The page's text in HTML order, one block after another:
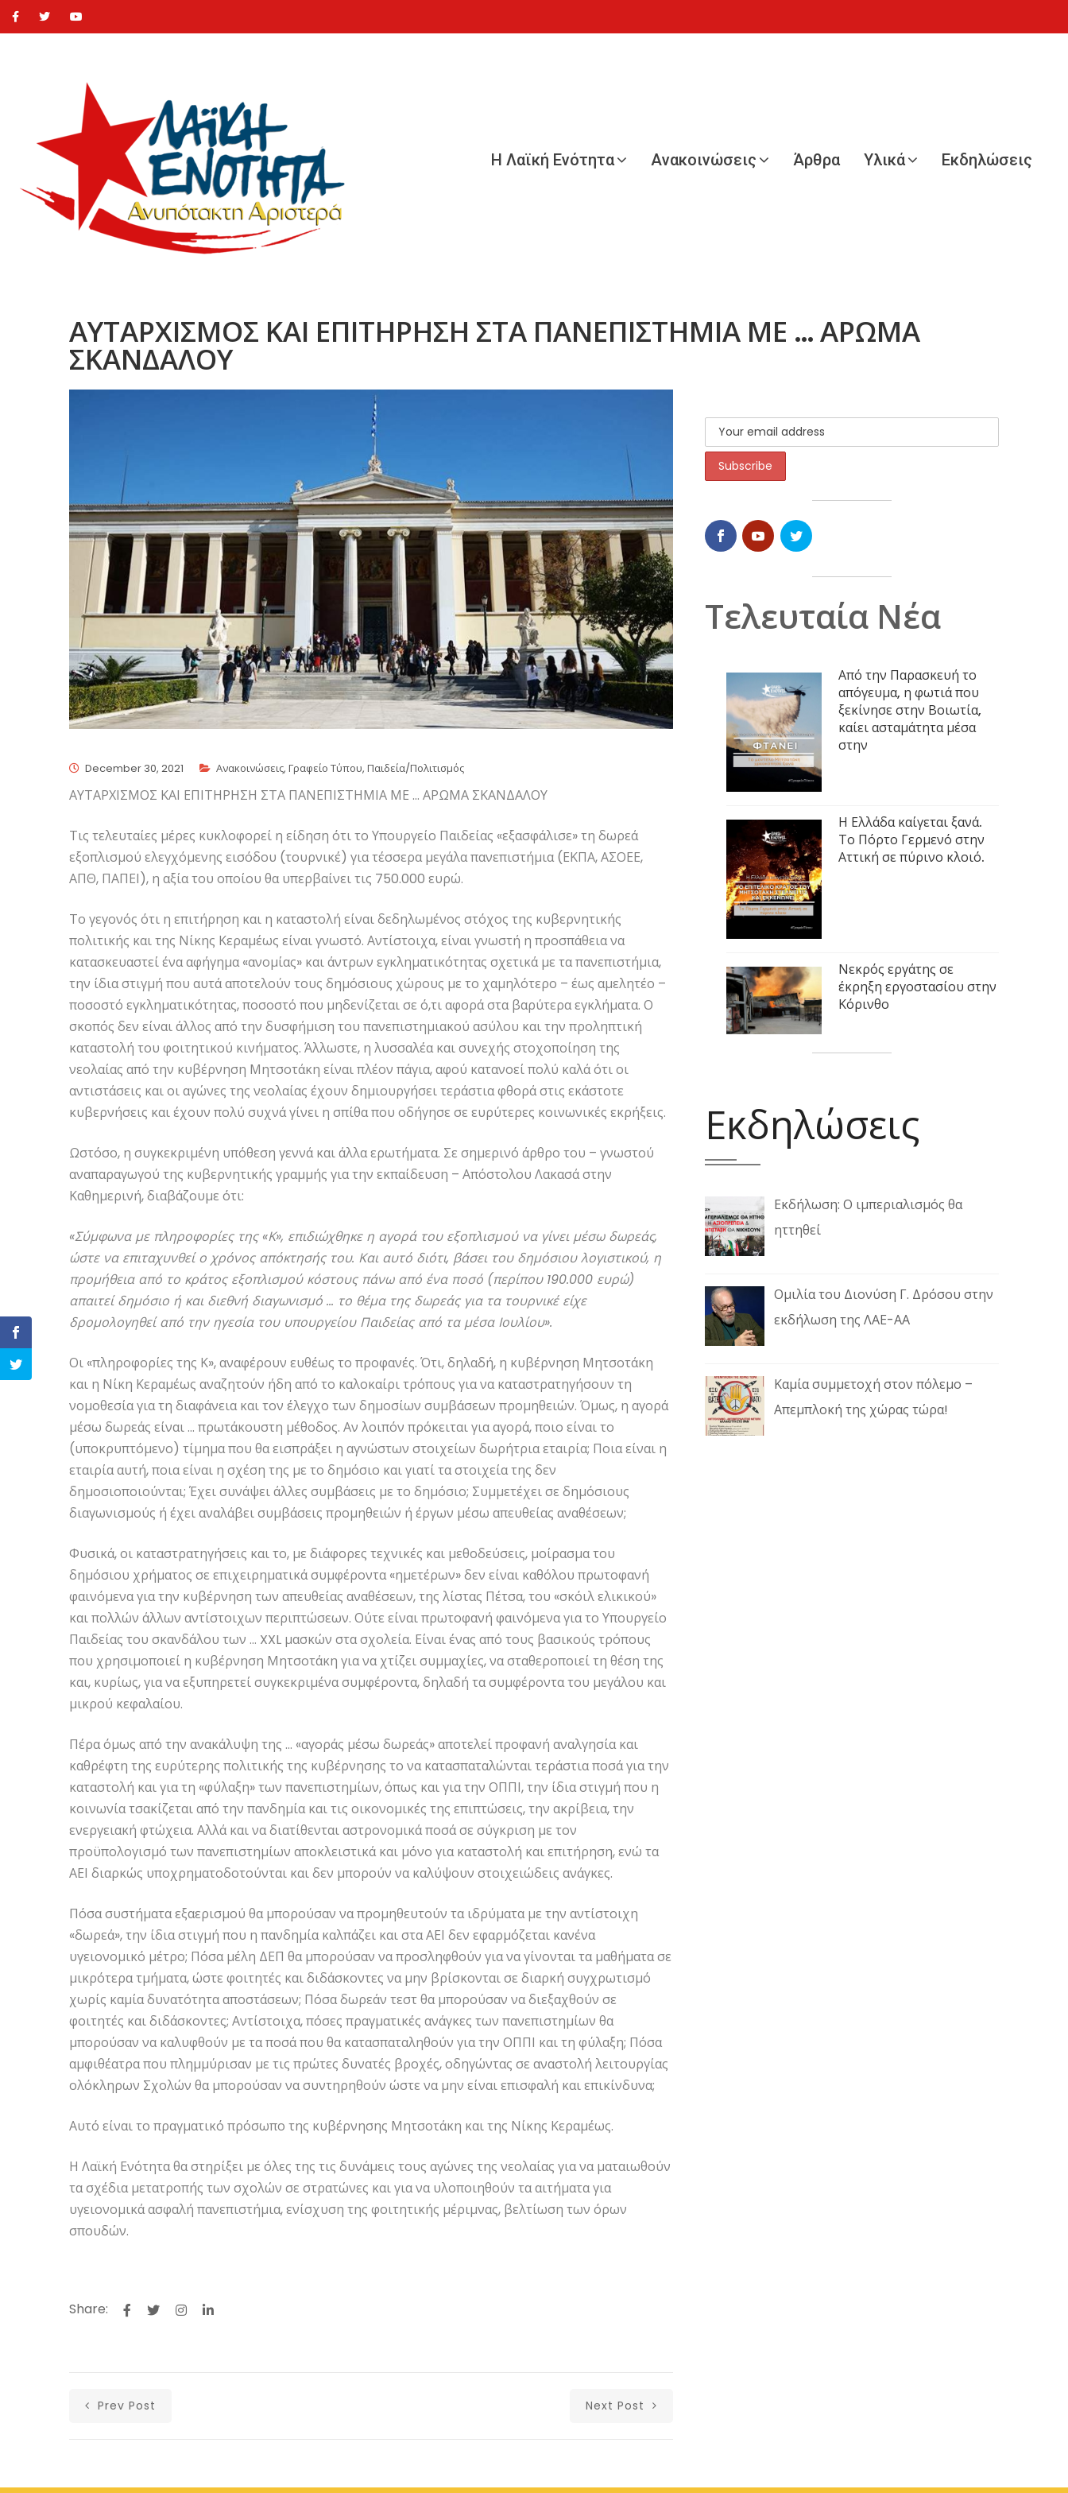
Η Λαϊκή Ενότητα Ανακοινώσεις Άρθρα Υλικά Εκδηλώσεις
ΑΥΤΑΡΧΙΣΜΟΣ ΚΑΙ ΕΠΙΤΗΡΗΣΗ ΣΤΑ ΠΑΝΕΠΙΣΤΗΜΙΑ ΜΕ … ΑΡΩΜΑ
ΣΚΑΝΔΑΛΟΥ
December 30, 2021 Ανακοινώσεις, Γραφείο Τύπου, Παιδεία/Πολιτισμός
ΑΥΤΑΡΧΙΣΜΟΣ ΚΑΙ ΕΠΙΤΗΡΗΣΗ ΣΤΑ ΠΑΝΕΠΙΣΤΗΜΙΑ ΜΕ … ΑΡΩΜΑ ΣΚΑΝΔΑΛΟΥ
Τις τελευταίες μέρες κυκλοφορεί η είδηση ότι το Υπουργείο Παιδείας «εξασφάλισε» τη δωρεά
εξοπλισμού ελεγχόμενης εισόδου (τουρνικέ) για τέσσερα μεγάλα πανεπιστήμια (ΕΚΠΑ, ΑΣΟΕΕ,
ΑΠΘ, ΠΑΠΕΙ), η αξία του οποίου θα υπερβαίνει τις 750.000 ευρώ.
Το γεγονός ότι η επιτήρηση και η καταστολή είναι δεδηλωμένος στόχος της κυβερνητικής
πολιτικής και της Νίκης Κεραμέως είναι γνωστό. Αντίστοιχα, είναι γνωστή η προσπάθεια να
κατασκευαστεί ένα αφήγημα «ανομίας» και άντρων εγκληματικότητας σχετικά με τα πανεπιστήμια,
την ίδια στιγμή που αυτά αποτελούν τους δημόσιους χώρους με το χαμηλότερο – έως αμελητέο –
ποσοστό εγκληματικότητας, ποσοστό που μηδενίζεται σε ό,τι αφορά στα βαρύτερα εγκλήματα. Ο
σκοπός δεν είναι άλλος από την δυσφήμιση του πανεπιστημιακού ασύλου και την προληπτική
καταστολή του φοιτητικού κινήματος. Άλλωστε, η λυσσαλέα και συνεχής στοχοποίηση της
νεολαίας από την κυβέρνηση Μητσοτάκη είναι πλέον πάγια, αφού κατανοεί πολύ καλά ότι οι
αντιστάσεις και οι αγώνες της νεολαίας έχουν δημιουργήσει τεράστια φθορά στις εκάστοτε
κυβερνήσεις και έχουν πολύ συχνά γίνει η σπίθα που οδήγησε σε ευρύτερες κοινωνικές εκρήξεις.
Ωστόσο, η συγκεκριμένη υπόθεση γεννά και άλλα ερωτήματα. Σε σημερινό άρθρο του – γνωστού
αναπαραγωγού της κυβερνητικής γραμμής για την εκπαίδευση – Απόστολου Λακασά στην
Καθημερινή, διαβάζουμε ότι:
«Σύμφωνα με πληροφορίες της «Κ», επιδιώχθηκε η αγορά του εξοπλισμού να γίνει μέσω δωρεάς,
ώστε να επιταχυνθεί ο χρόνος απόκτησής του. Και αυτό διότι, βάσει του δημόσιου λογιστικού, η
προμήθεια από το κράτος εξοπλισμού κόστους πάνω από ένα ποσό (περίπου 190.000 ευρώ)
απαιτεί δημόσιο ή και διεθνή διαγωνισμό … το θέμα της δωρεάς για τα τουρνικέ είχε
δρομολογηθεί από την ηγεσία του υπουργείου Παιδείας από τα μέσα Ιουλίου».
Οι «πληροφορίες της Κ», αναφέρουν ευθέως το προφανές. Ότι, δηλαδή, η κυβέρνηση Μητσοτάκη
και η Νίκη Κεραμέως αναζητούν ήδη από το καλοκαίρι τρόπους για να καταστρατηγήσουν τη
νομοθεσία για τη διαφάνεια και τον έλεγχο των δημοσίων συμβάσεων προμηθειών. Όμως, η αγορά
μέσω δωρεάς είναι … πρωτάκουστη μέθοδος. Αν λοιπόν πρόκειται για αγορά, ποιο είναι το
(υποκρυπτόμενο) τίμημα που θα εισπράξει η αγνώστων στοιχείων δωρήτρια εταιρία; Ποια είναι η
εταιρία αυτή, ποια είναι η σχέση της με το δημόσιο και γιατί τα στοιχεία της δεν
δημοσιοποιούνται; Έχει συνάψει άλλες συμβάσεις με το δημόσιο; Συμμετέχει σε δημόσιους
διαγωνισμούς ή έχει αναλάβει συμβάσεις προμηθειών ή έργων μέσω απευθείας αναθέσεων;
Φυσικά, οι καταστρατηγήσεις και το, με διάφορες τεχνικές και μεθοδεύσεις, μοίρασμα του
δημόσιου χρήματος σε επιχειρηματικά συμφέροντα «ημετέρων» δεν είναι καθόλου πρωτοφανή
φαινόμενα για την κυβέρνηση των απευθείας αναθέσεων, της λίστας Πέτσα, του «σκόιλ ελικικού»
και πολλών άλλων αντίστοιχων περιπτώσεων. Ούτε είναι πρωτοφανή φαινόμενα για το Υπουργείο
Παιδείας του σκανδάλου των … XXL μασκών στα σχολεία. Είναι ένας από τους βασικούς τρόπους
που χρησιμοποιεί η κυβέρνηση Μητσοτάκη για να χτίζει συμμαχίες, να σταθεροποιεί τη θέση της
και, κυρίως, για να εξυπηρετεί συγκεκριμένα συμφέροντα, δηλαδή τα συμφέροντα του μεγάλου και
μικρού κεφαλαίου.
Πέρα όμως από την ανακάλυψη της … «αγοράς μέσω δωρεάς» αποτελεί προφανή αναλγησία και
καθρέφτη της ευρύτερης πολιτικής της κυβέρνησης το να κατασπαταλώνται τεράστια ποσά για την
καταστολή και για τη «φύλαξη» των πανεπιστημίων, όπως και για την ΟΠΠΙ, την ίδια στιγμή που η
κοινωνία τσακίζεται από την πανδημία και τις οικονομικές της επιπτώσεις, την ακρίβεια, την
ενεργειακή φτώχεια. Αλλά και να διατίθενται αστρονομικά ποσά σε σύγκριση με τον
προϋπολογισμό των πανεπιστημίων αποκλειστικά και μόνο για καταστολή και επιτήρηση, ενώ τα
ΑΕΙ διαρκώς υποχρηματοδοτούνται και δεν μπορούν να καλύψουν στοιχειώδεις ανάγκες.
Πόσα συστήματα εξαερισμού θα μπορούσαν να προμηθευτούν τα ιδρύματα με την αντίστοιχη
«δωρεά», την ίδια στιγμή που η πανδημία καλπάζει και στα ΑΕΙ δεν εφαρμόζεται κανένα
υγειονομικό μέτρο; Πόσα μέλη ΔΕΠ θα μπορούσαν να προσληφθούν για να γίνονται τα μαθήματα σε
μικρότερα τμήματα, ώστε φοιτητές και διδάσκοντες να μην βρίσκονται σε διαρκή συγχρωτισμό
χωρίς καμία δυνατότητα αποστάσεων; Πόσα δωρεάν τεστ θα μπορούσαν να διεξαχθούν σε
φοιτητές και διδάσκοντες; Αντίστοιχα, πόσες πραγματικές ανάγκες των πανεπιστημίων θα
μπορούσαν να καλυφθούν με τα ποσά που θα κατασπαταληθούν για την ΟΠΠΙ και τη φύλαξη; Πόσα
αμφιθέατρα που πλημμύρισαν με τις πρώτες δυνατές βροχές, οδηγώντας σε αναστολή λειτουργίας
ολόκληρων Σχολών θα μπορούσαν να συντηρηθούν ώστε να μην είναι επισφαλή και επικίνδυνα;
Αυτό είναι το πραγματικό πρόσωπο της κυβέρνησης Μητσοτάκη και της Νίκης Κεραμέως.
Η Λαϊκή Ενότητα θα στηρίξει με όλες της τις δυνάμεις τους αγώνες της νεολαίας για να ματαιωθούν
τα σχέδια μετατροπής των σχολών σε στρατώνες και για να υλοποιηθούν τα αιτήματα για
υγειονομικά ασφαλή πανεπιστήμια, ενίσχυση της φοιτητικής μέριμνας, βελτίωση των όρων
σπουδών.
Share:
Prev Post Next Post
Τελευταία Νέα
Από την Παρασκευή το
απόγευμα, η φωτιά που
ξεκίνησε στην Βοιωτία,
καίει ασταμάτητα μέσα
στην
Η Ελλάδα καίγεται ξανά.
Το Πόρτο Γερμενό στην
Αττική σε πύρινο κλοιό.
Νεκρός εργάτης σε
έκρηξη εργοστασίου στην
Κόρινθο
Εκδηλώσεις
Εκδήλωση: Ο ιμπεριαλισμός θα
ηττηθεί
Ομιλία του Διονύση Γ. Δρόσου στην
εκδήλωση της ΛΑΕ-ΑΑ
Καμία συμμετοχή στον πόλεμο –
Απεμπλοκή της χώρας τώρα!